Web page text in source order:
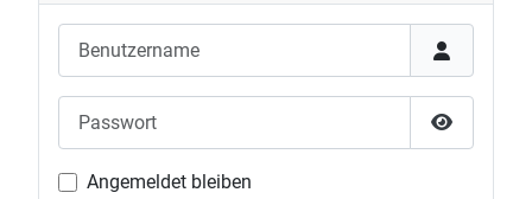
Passwort
Angemeldet bleiben